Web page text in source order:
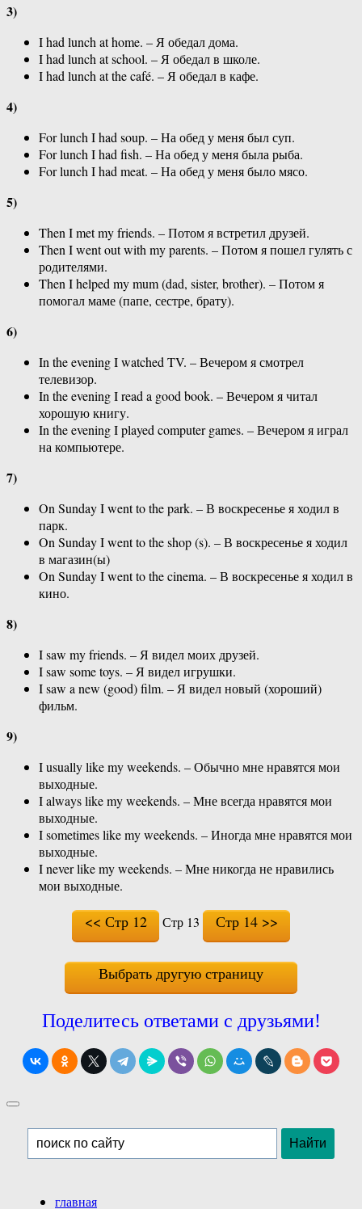
3)
I had lunch at home. – Я обедал дома.
I had lunch at school. – Я обедал в школе.
I had lunch at the café. – Я обедал в кафе.
4)
For lunch I had soup. – На обед у меня был суп.
For lunch I had fish. – На обед у меня была рыба.
For lunch I had meat. – На обед у меня было мясо.
5)
Then I met my friends. – Потом я встретил друзей.
Then I went out with my parents. – Потом я пошел гулять с
родителями.
Then I helped my mum (dad, sister, brother). – Потом я
помогал маме (папе, сестре, брату).
6)
In the evening I watched TV. – Вечером я смотрел
телевизор.
In the evening I read a good book. – Вечером я читал
хорошую книгу.
In the evening I played computer games. – Вечером я играл
на компьютере.
7)
On Sunday I went to the park. – В воскресенье я ходил в
парк.
On Sunday I went to the shop (s). – В воскресенье я ходил
в магазин(ы)
On Sunday I went to the cinema. – В воскресенье я ходил в
кино.
8)
I saw my friends. – Я видел моих друзей.
I saw some toys. – Я видел игрушки.
I saw a new (good) film. – Я видел новый (хороший)
фильм.
9)
I usually like my weekends. – Обычно мне нравятся мои
выходные.
I always like my weekends. – Мне всегда нравятся мои
выходные.
I sometimes like my weekends. – Иногда мне нравятся мои
выходные.
I never like my weekends. – Мне никогда не нравились
мои выходные.
<< Стр 12 Стр 13 Стр 14 >>
Выбрать другую страницу
Поделитесь ответами с друзьями!
главная